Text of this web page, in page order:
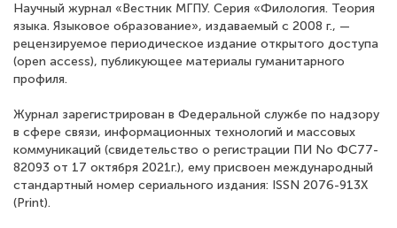
Научный журнал «Вестник МГПУ. Серия «Филология. Теория
языка. Языковое образование», издаваемый с 2008 г., —
рецензируемое периодическое издание открытого доступа
(open access), публикующее материалы гуманитарного
профиля.
Журнал зарегистрирован в Федеральной службе по надзору
в сфере связи, информационных технологий и массовых
коммуникаций (свидетельство о регистрации ПИ No ФС77-
82093 от 17 октября 2021г.), ему присвоен международный
стандартный номер сериального издания: ISSN 2076-913X
(Print).